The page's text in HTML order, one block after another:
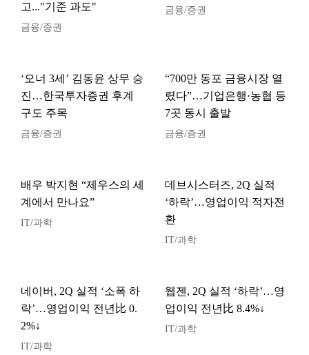
고..."기준 과도"
금융/증권
금융/증권
‘오너 3세’ 김동윤 상무 승
진…한국투자증권 후계
구도 주목
금융/증권
“700만 동포 금융시장 열
렸다”…기업은행·농협 등
7곳 동시 출발
금융/증권
배우 박지현 “제우스의 세
계에서 만나요”
IT/과학
데브시스터즈, 2Q 실적
‘하락’…영업이익 적자전
환
IT/과학
네이버, 2Q 실적 ‘소폭 하
락’…영업이익 전년比 0.
2%↓
IT/과학
웹젠, 2Q 실적 ‘하락’…영
업이익 전년比 8.4%↓
IT/과학